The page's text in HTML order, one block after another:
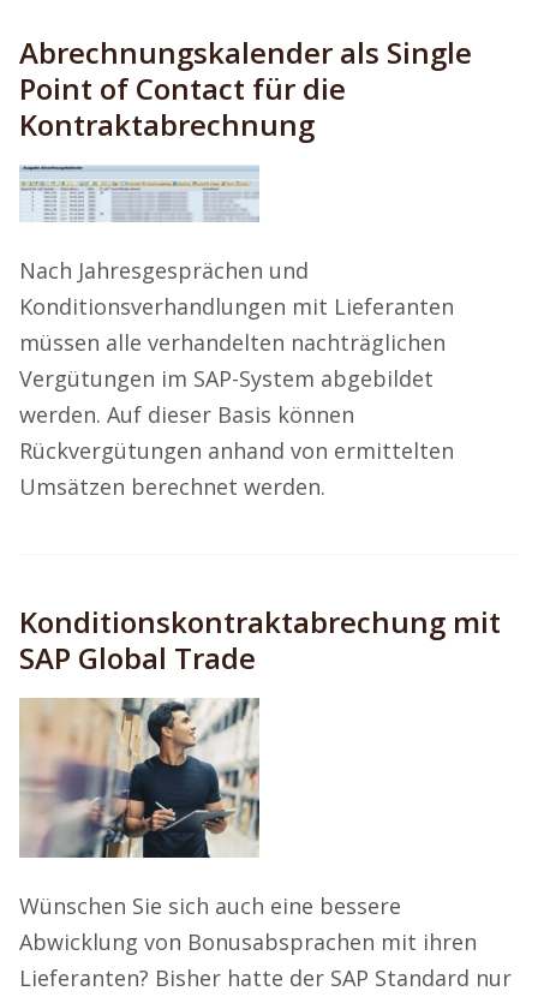
Abrechnungskalender als Single
Point of Contact für die
Kontraktabrechnung
Nach Jahresgesprächen und
Konditionsverhandlungen mit Lieferanten
müssen alle verhandelten nachträglichen
Vergütungen im SAP-System abgebildet
werden. Auf dieser Basis können
Rückvergütungen anhand von ermittelten
Umsätzen berechnet werden.
Konditionskontraktabrechung mit
SAP Global Trade
Wünschen Sie sich auch eine bessere
Abwicklung von Bonusabsprachen mit ihren
Lieferanten? Bisher hatte der SAP Standard nur